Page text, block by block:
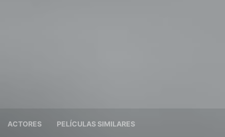
ACTORES PELÍCULAS SIMILARES